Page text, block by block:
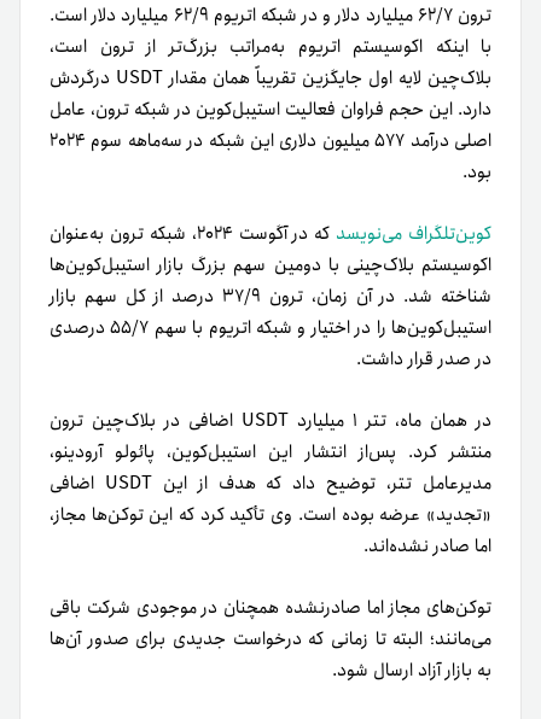
ترون ۶۲/۷ میلیارد دلار و در شبکه اتریوم ۶۲/۹ میلیارد دلار است.
با اینکه اکوسیستم اتریوم به‌مراتب بزرگ‌تر از ترون است،
بلاک‌چین لایه اول جایگزین تقریباً همان مقدار USDT در‌گردش
دارد. این حجم فراوان فعالیت استیبل‌کوین در شبکه ترون، عامل
اصلی درآمد ۵۷۷ میلیون دلاری این شبکه در سه‌ماهه سوم ۲۰۲۴
بود.
کوین‌تلگراف می‌نویسد
که در آگوست ۲۰۲۴، شبکه ترون به‌عنوان
اکوسیستم بلاک‌چینی با دومین سهم بزرگ بازار استیبل‌کوین‌ها
شناخته شد. در آن زمان، ترون ۳۷/۹ درصد از کل سهم بازار
استیبل‌کوین‌ها را در اختیار و شبکه اتریوم با سهم ۵۵/۷ درصدی
در صدر قرار داشت.
در همان ماه، تتر ۱ میلیارد USDT اضافی در بلاک‌چین ترون
منتشر کرد. پس‌از انتشار این استیبل‌کوین، پائولو آرودینو،
مدیرعامل تتر، توضیح داد که هدف از این USDT اضافی
«تجدید» عرضه بوده است. وی تأکید کرد که این توکن‌ها مجاز،
اما صادر نشده‌اند.
توکن‌های مجاز اما صادرنشده همچنان در موجودی شرکت باقی
می‌مانند؛ البته تا زمانی که درخواست جدیدی برای صدور آن‌ها
به بازار آزاد ارسال شود.